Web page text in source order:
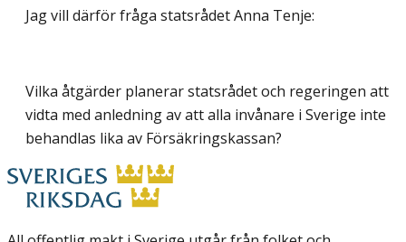
Jag vill därför fråga statsrådet Anna Tenje:
Vilka åtgärder planerar statsrådet och regeringen att
vidta med anledning av att alla invånare i Sverige inte
behandlas lika av Försäkringskassan?